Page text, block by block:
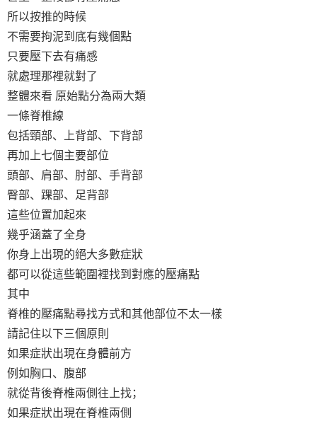
所以按推的時候
不需要拘泥到底有幾個點
只要壓下去有痛感
就處理那裡就對了
整體來看 原始點分為兩大類
一條脊椎線
包括頸部、上背部、下背部
再加上七個主要部位
頭部、肩部、肘部、手背部
臀部、踝部、足背部
這些位置加起來
幾乎涵蓋了全身
你身上出現的絕大多數症狀
都可以從這些範圍裡找到對應的壓痛點
其中
脊椎的壓痛點尋找方式和其他部位不太一樣
請記住以下三個原則
如果症狀出現在身體前方
例如胸口、腹部
就從背後脊椎兩側往上找；
如果症狀出現在脊椎兩側